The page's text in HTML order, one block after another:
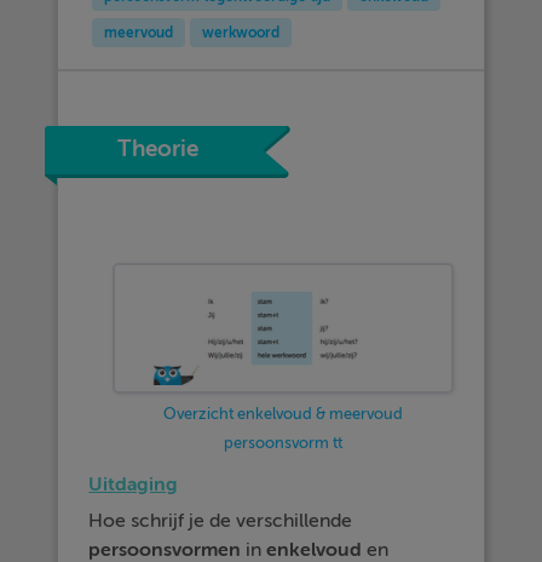
meervoud werkwoord
Theorie
Overzicht enkelvoud & meervoud
persoonsvorm tt
Uitdaging
Hoe schrijf je de verschillende
persoonsvormen inenkelvoud en